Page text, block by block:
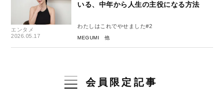
エンタメ
2026.05.17
いる、中年から人生の主役になる方法
わたしはこれでやせました#2
MEGUMI
会員限定記事